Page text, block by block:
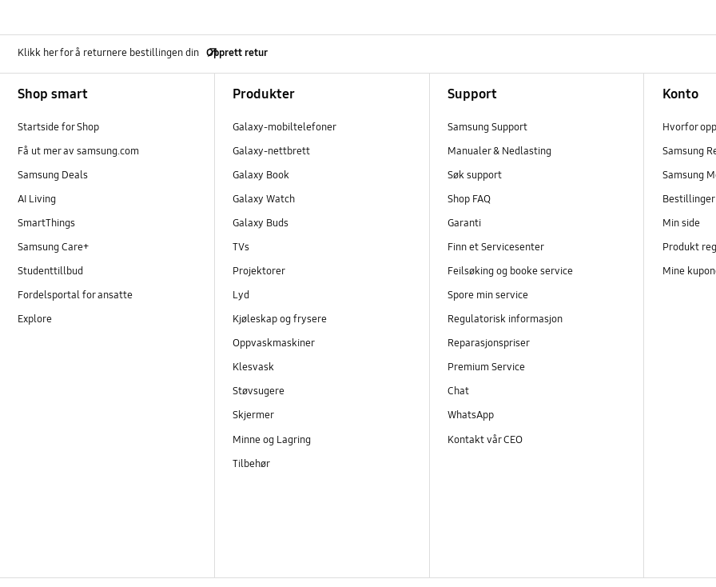
Klikk her for å returnere bestillingen din Opprett retur
Shop smart
Startside for Shop
Få ut mer av samsung.com
Samsung Deals
AI Living
SmartThings
Samsung Care+
Studenttillbud
Fordelsportal for ansatte
Explore
Produkter
Galaxy-mobiltelefoner
Galaxy-nettbrett
Galaxy Book
Galaxy Watch
Galaxy Buds
TVs
Projektorer
Lyd
Kjøleskap og frysere
Oppvaskmaskiner
Klesvask
Støvsugere
Skjermer
Minne og Lagring
Tilbehør
Support
Samsung Support
Manualer & Nedlasting
Søk support
Shop FAQ
Garanti
Finn et Servicesenter
Feilsøking og booke service
Spore min service
Regulatorisk informasjon
Reparasjonspriser
Premium Service
Chat
WhatsApp
Kontakt vår CEO
Konto
Hvorfor
Samsung
Samsung
Bestillinger
Min side
Produkt
Mine